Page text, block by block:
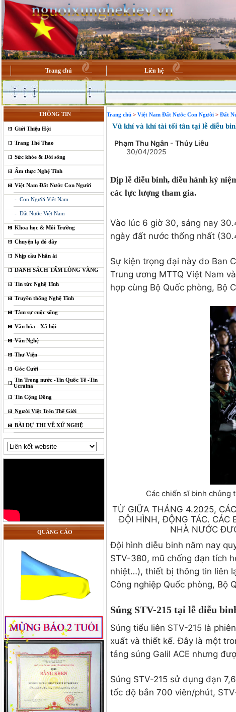
Trang chủ Liên hệ
THÔNG TIN
Giới Thiệu Hội
Trang Thể Thao
Sức khỏe & Đời sống
Ẩm thực Nghệ Tĩnh
Việt Nam Đất Nước Con Người
- Con Người Việt Nam
- Đất Nước Việt Nam
Khoa học & Môi Trường
Chuyện lạ đó đây
Nhịp cầu Nhân ái
DANH SÁCH TẤM LÒNG VÀNG
Tin tức Nghệ Tĩnh
Truyền thống Nghệ Tĩnh
Tâm sự cuộc sống
Văn hóa - Xã hội
Văn Nghệ
Thư Viện
Góc Cười
Tin Trong nước -Tin Quốc Tế -Tin
Ucraina
Tin Cộng Đồng
Người Việt Trên Thế Giới
BÀI DỰ THI VỀ XỨ NGHỆ
QUẢNG CÁO
Trang chủ > Việt Nam Đất Nước Con Người > Đất
Vũ khí và khí tài tối tân tại lễ diễu
Phạm Thu Ngân - Thúy Liễu
30/04/2025
Dịp lễ diễu binh, diễu hành kỷ
các lực lượng tham gia.
Vào lúc 6 giờ 30, sáng nay
ngày đất nước thống nhất
Sự kiện trọng đại này do Ban
Trung ương MTTQ Việt Nam
hợp cùng Bộ Quốc phòng, Bộ
Các chiến sĩ binh chủng
TỪ GIỮA THÁNG 4.2025,
ĐỘI HÌNH, ĐỘNG TÁC. CÁC
NHÀ NƯỚC
Đội hình diễu binh năm nay
STV-380, mũ chống đạn tích
nhiệt…), thiết bị thông tin liên
Công nghiệp Quốc phòng, Bộ
Súng STV-215 tại lễ diễu
Súng tiểu liên STV-215 là
xuất và thiết kế. Đây là một
tảng súng Galil ACE nhưng
Súng STV-215 sử dụng đạn
tốc độ bắn 700 viên/phút,